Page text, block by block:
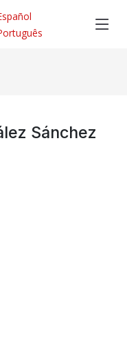
Sánchez